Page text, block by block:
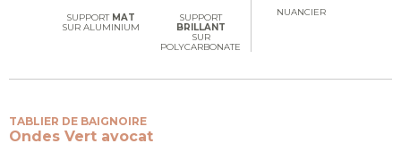
SUPPORT MAT
SUR ALUMINIUM
SUPPORT
BRILLANT
SUR
POLYCARBONATE
NUANCIER
TABLIER DE BAIGNOIRE
Ondes Vert avocat